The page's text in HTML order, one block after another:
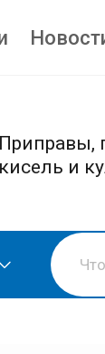
Приправы,
кисель и